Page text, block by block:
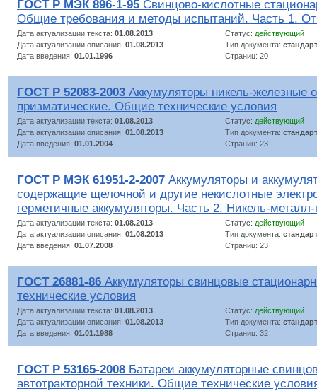
ГОСТ Р МЭК 896-1-95 Свинцово-кислотные
Общие требования и методы испытаний. Часть 1.
Дата актуализации текста: 01.08.2013 Статус: действующий
Дата актуализации описания: 01.08.2013 Тип документа: стандарт
Дата введения: 01.01.1996 Страниц: 20
ГОСТ Р 52083-2003 Аккумуляторы никель-железные
призматические. Общие технические условия
Дата актуализации текста: 01.08.2013 Статус: действующий
Дата актуализации описания: 01.08.2013 Тип документа: стандарт
Дата введения: 01.01.2004 Страниц: 23
ГОСТ Р МЭК 61951-2-2007 Аккумуляторы и
содержащие щелочной и другие некислотные
герметичные аккумуляторы. Часть 2. Никель-
Дата актуализации текста: 01.08.2013 Статус: действующий
Дата актуализации описания: 01.08.2013 Тип документа: стандарт
Дата введения: 01.07.2008 Страниц: 23
ГОСТ 26881-86 Аккумуляторы свинцовые
технические условия
Дата актуализации текста: 01.08.2013 Статус: действующий
Дата актуализации описания: 01.08.2013 Тип документа: стандарт
Дата введения: 01.01.1988 Страниц: 32
ГОСТ Р 53165-2008 Батареи аккумуляторные
автотракторной техники. Общие технические